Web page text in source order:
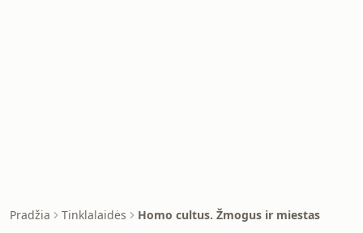
Pradžia Tinklalaidės Homo cultus. Žmogus ir miestas